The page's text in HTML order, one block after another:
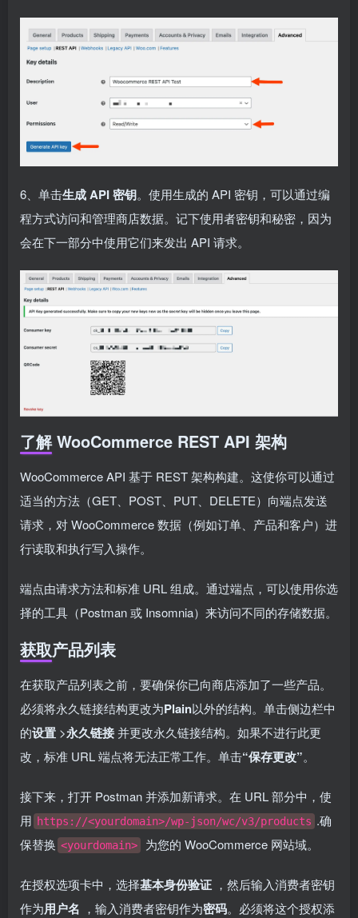
6、单击生成 API 密钥。使用生成的 API 密钥，可以通过编
程方式访问和管理商店数据。记下使用者密钥和秘密，因为
会在下一部分中使用它们来发出 API 请求。
了解 WooCommerce REST API 架构
WooCommerce API 基于 REST 架构构建。这使你可以通过
适当的方法（GET、POST、PUT、DELETE）向端点发送
请求，对 WooCommerce 数据（例如订单、产品和客户）进
行读取和执行写入操作。
端点由请求方法和标准 URL 组成。通过端点，可以使用你选
择的工具（Postman 或 Insomnia）来访问不同的存储数据。
获取产品列表
在获取产品列表之前，要确保你已向商店添加了一些产品。
必须将永久链接结构更改为Plain以外的结构。单击侧边栏中
的设置 >永久链接并更改永久链接结构。如果不进行此更
改，标准 URL 端点将无法正常工作。单击“保存更改”。
接下来，打开 Postman 并添加新请求。在 URL 部分中，使
用 https://<yourdomain>/wp-json/wc/v3/products .确
保替换 <yourdomain> 为您的 WooCommerce 网站域。
在授权选项卡中，选择基本身份验证 ，然后输入消费者密钥
作为用户名 ，输入消费者密钥作为密码。必须将这个授权添